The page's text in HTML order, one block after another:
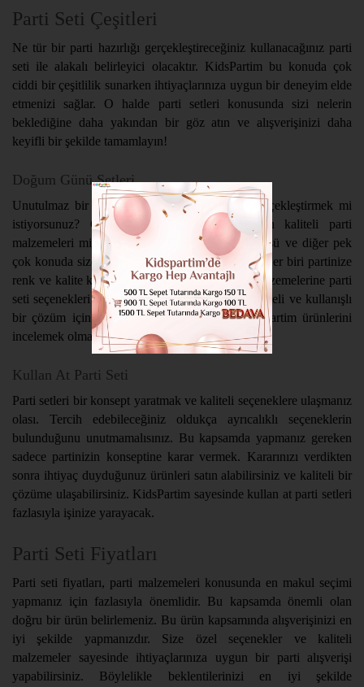
Parti Seti Çeşitleri
Ne tür bir parti hazırlığı gerçekleştireceğiniz kullanacağınız parti
seti ile alakalı belirleyici olacaktır. KidsPartim bu konuda çok
ciddi bir çeşitlilik sunarken ihtiyaçlarınıza uygun bir deneyim elde
etmenizi sağlar. O halde parti setleri konusunda sizi nelerin
beklediğine daha yakından bir göz atın ve alışverişinizi daha
keyifli bir şekilde tamamlayın!
Doğum Günü Setleri
Unutulmaz bir doğum günü partisi hazırlığı gerçekleştirmek mi
istiyorsunuz? O halde sizin de tercihiniz en kaliteli parti
malzemeleri mi? O halde tabak, bardak, parti süsü ve diğer pek
çok konuda size uygun ürünleri incelemelisiniz. Her biri partinize
renk ve kalite katacak olan doğum günü parti malzemelerine parti
seti seçenekleri sayesinde sahip olabilirsiniz. Kaliteli ve kullanışlı
bir çözüm için yapmanız gereken sadece KidsPartim ürünlerini
incelemek olmalı.
Kullan At Parti Seti
Parti setleri bir konsept yaratmak ve kaliteli seçeneklere ulaşmanız
olası. Tercih edebileceğiniz oldukça ayrıcalıklı seçeneklerin
bulunduğunu unutmamalısınız. Bu kapsamda yapmanız gereken
sadece partinizin konseptine karar vermek. Kararınızı verdikten
sonra ihtiyaç duyduğunuz ürünleri satın alabilirsiniz ve kaliteli bir
çözüme ulaşabilirsiniz. KidsPartim sayesinde kullan at parti setleri
fazlasıyla işinize yarayacak.
Parti Seti Fiyatları
Parti seti fiyatları, parti malzemeleri konusunda en makul seçimi
yapmanız için fazlasıyla önemlidir. Bu kapsamda önemli olan
doğru bir ürün belirlemeniz. Bu ürün kapsamında alışverişinizi en
iyi şekilde yapmanızdır. Size özel seçenekler ve kaliteli
malzemeler sayesinde ihtiyaçlarınıza uygun bir parti alışverişi
yapabilirsiniz. Böylelikle beklentilerinizi en iyi şekilde